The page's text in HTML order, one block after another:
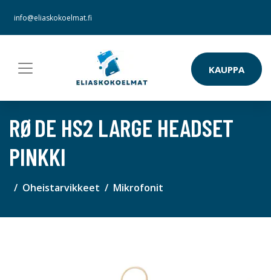
info@eliaskokoelmat.fi
KAUPPA
RØDE HS2 LARGE HEADSET
PINKKI
Oheistarvikkeet Mikrofonit